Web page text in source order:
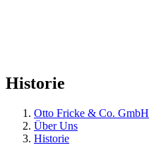
Historie
Otto Fricke & Co. GmbH
Über Uns
Historie